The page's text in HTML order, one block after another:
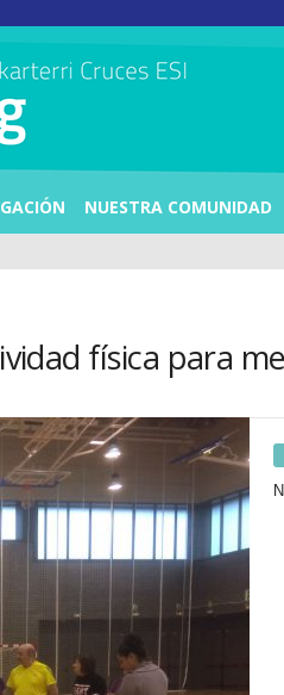
NUESTRA COMUNIDAD
física para